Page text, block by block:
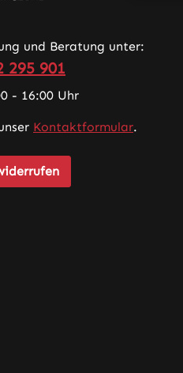
und Beratung unter:
295 901
- 16:00 Uhr
Kontaktformular.
vorbei – öffnet in
unsere TikTok-Videos an –
dir unsere Videos auf